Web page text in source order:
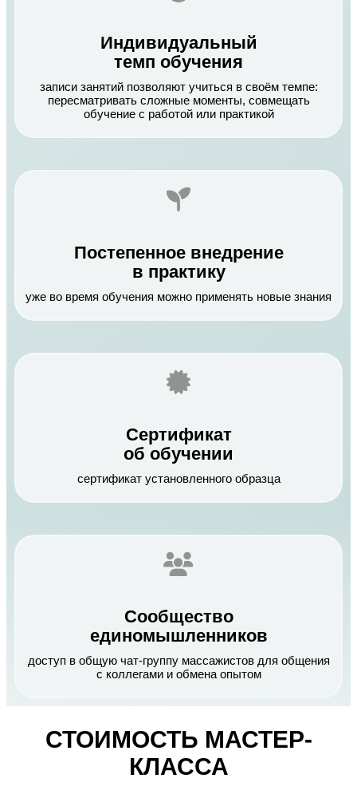
Индивидуальный
темп обучения
записи занятий позволяют учиться в своём темпе:
пересматривать сложные моменты, совмещать
обучение с работой или практикой
Постепенное внедрение
в практику
уже во время обучения можно применять новые знания
Сертификат
об обучении
сертификат установленного образца
Сообщество
единомышленников
доступ в общую чат-группу массажистов для общения
с коллегами и обмена опытом
СТОИМОСТЬ МАСТЕР-
КЛАССА